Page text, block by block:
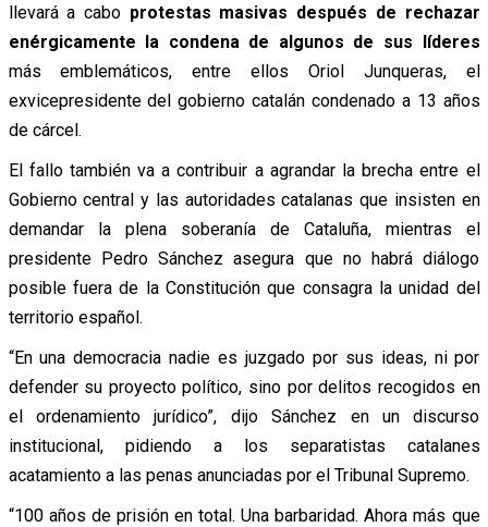
llevará a cabo protestas masivas después de rechazar
enérgicamente la condena de algunos de sus líderes
más emblemáticos, entre ellos Oriol Junqueras, el
exvicepresidente del gobierno catalán condenado a 13 años
de cárcel.
El fallo también va a contribuir a agrandar la brecha entre el
Gobierno central y las autoridades catalanas que insisten en
demandar la plena soberanía de Cataluña, mientras el
presidente Pedro Sánchez asegura que no habrá diálogo
posible fuera de la Constitución que consagra la unidad del
territorio español.
“En una democracia nadie es juzgado por sus ideas, ni por
defender su proyecto político, sino por delitos recogidos en
el ordenamiento jurídico”, dijo Sánchez en un discurso
institucional, pidiendo a los separatistas catalanes
acatamiento a las penas anunciadas por el Tribunal Supremo.
“100 años de prisión en total. Una barbaridad. Ahora más que